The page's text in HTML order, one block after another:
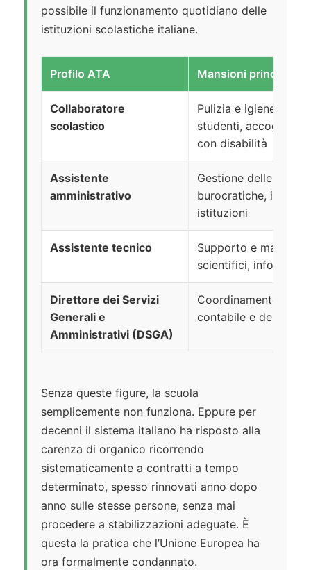
possibile il funzionamento quotidiano delle
istituzioni scolastiche italiane.
Profilo ATA Mansioni principali
Collaboratore
scolastico
Pulizia e igiene dei
studenti,
con disabilità
Assistente
amministrativo
Gestione delle
burocratiche,
istituzioni
Assistente tecnico
Supporto e
scientifici,
Direttore dei Servizi
Generali e
Amministrativi (DSGA)
Coordinamento
contabile e del
Senza queste figure, la scuola
semplicemente non funziona. Eppure per
decenni il sistema italiano ha risposto alla
carenza di organico ricorrendo
sistematicamente a contratti a tempo
determinato, spesso rinnovati anno dopo
anno sulle stesse persone, senza mai
procedere a stabilizzazioni adeguate. È
questa la pratica che l’Unione Europea ha
ora formalmente condannato.